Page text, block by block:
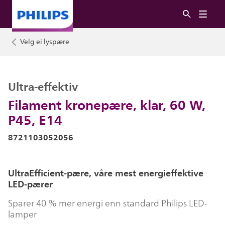
Velg ei lyspære
Filament kronepære, klar, 60 W,
P45, E14
Ultra-effektiv
8721103052056
UltraEfficient-pære, våre mest energieffektive
LED-pærer
Sparer 40 % mer energi enn standard Philips LED-
lamper